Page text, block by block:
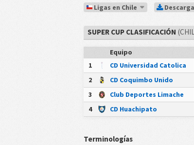
Ligas en Chile
SUPER CUP CLASIFICACIÓN
Equipo
1
CD Universidad Catolica
2
CD Coquimbo Unido
3
Club Deportes Limache
4
CD Huachipato
Terminologías